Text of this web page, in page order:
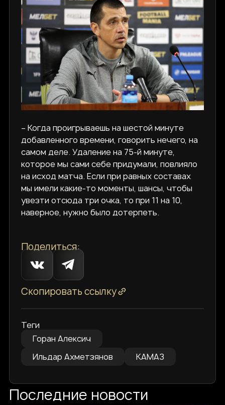
– Когда проигрываешь на шестой минуте
добавленного времени, говорить нечего, на
самом деле. Удаление на 75-й минуте,
которое мы сами себе придумали, повлияло
на исход матча. Если при равных составах
мы имели какие-то моменты, шансы, чтобы
увезти отсюда три очка, то при 11 на 10,
наверное, нужно было дотерпеть.
Поделиться:
Скопировать ссылку
Теги
Горан Алексич
Ильдар Ахметзянов
КАМАЗ
Последние новости